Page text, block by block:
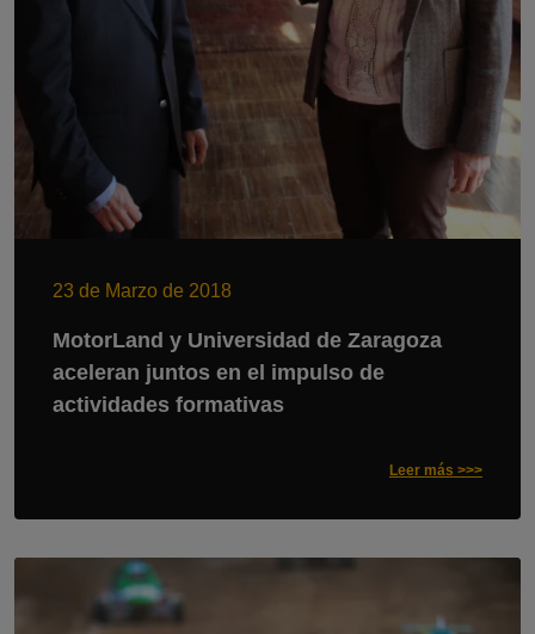
23 de Marzo de 2018
MotorLand y Universidad de Zaragoza
aceleran juntos en el impulso de
actividades formativas
Leer más >>>